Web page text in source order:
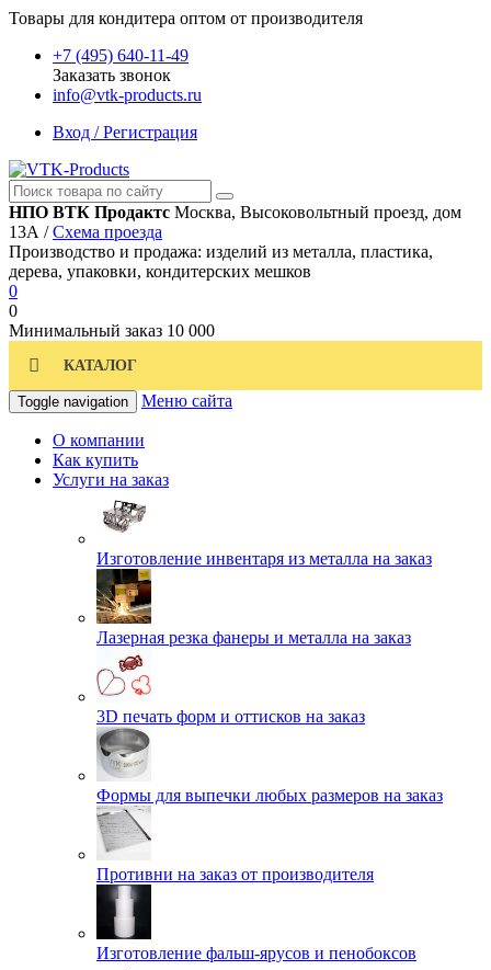
Товары для кондитера оптом от производителя
+7 (495) 640-11-49
Заказать звонок
info@vtk-products.ru
Вход / Регистрация
НПО ВТК Продактс Москва, Высоковольтный проезд, дом
13А /Схема проезда
Производство и продажа: изделий из металла, пластика,
дерева, упаковки, кондитерских мешков
0
0
Минимальный заказ 10 000
КАТАЛОГ
Toggle navigation Меню сайта
О компании
Как купить
Услуги на заказ
Изготовление инвентаря из металла на заказ
Лазерная резка фанеры и металла на заказ
3D печать форм и оттисков на заказ
Формы для выпечки любых размеров на заказ
Противни на заказ от производителя
Изготовление фальш-ярусов и пенобоксов